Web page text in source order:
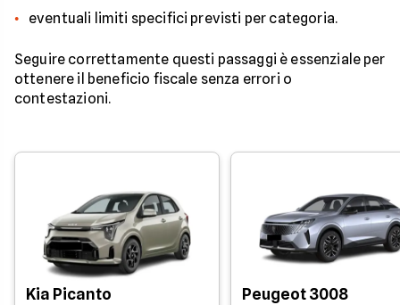
eventuali limiti specifici previsti per categoria.
Seguire correttamente questi passaggi è essenziale per
ottenere il beneficio fiscale senza errori o
contestazioni.
Kia Picanto Peugeot 3008